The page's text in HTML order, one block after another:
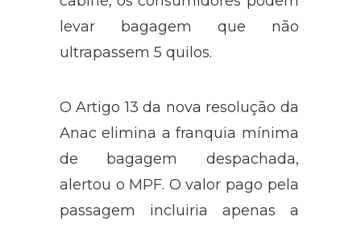
levar bagagem que não
ultrapassem 5 quilos.
O Artigo 13 da nova resolução da
Anac elimina a franquia mínima
de bagagem despachada,
alertou o MPF. O valor pago pela
passagem incluiria apenas a